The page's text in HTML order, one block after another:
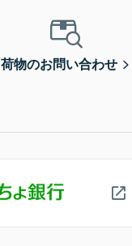
荷物のお問い合わせ